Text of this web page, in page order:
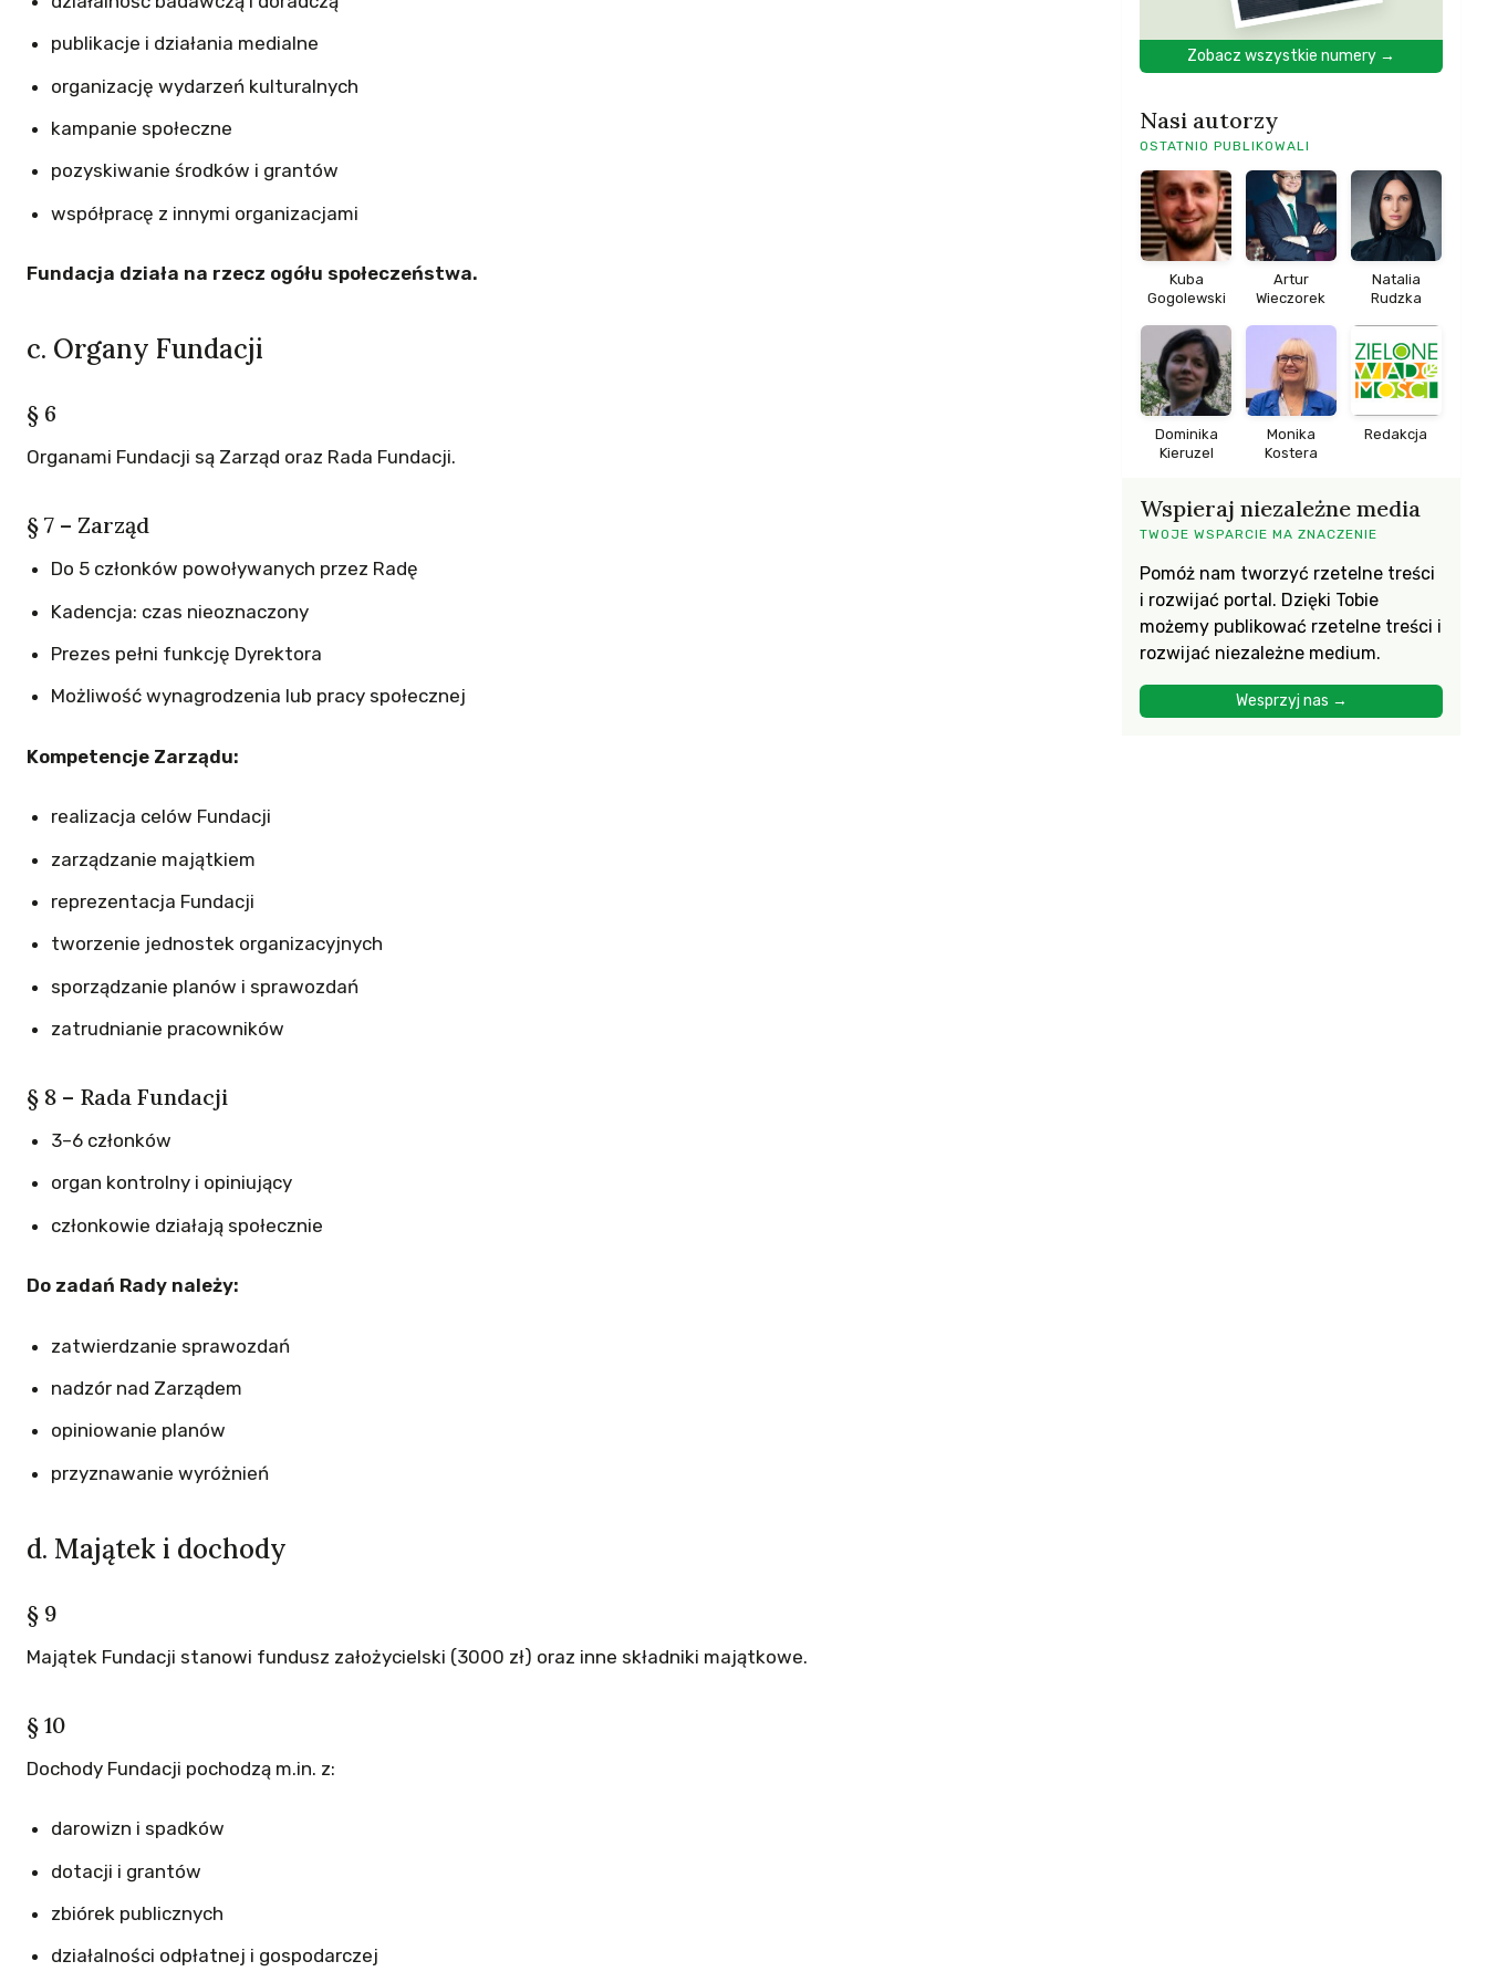
publikacje i działania medialne
organizację wydarzeń kulturalnych
kampanie społeczne
pozyskiwanie środków i grantów
współpracę z innymi organizacjami
Fundacja działa na rzecz ogółu społeczeństwa.
c. Organy Fundacji
§ 6
Organami Fundacji są Zarząd oraz Rada Fundacji.
§ 7 – Zarząd
Do 5 członków powoływanych przez Radę
Kadencja: czas nieoznaczony
Prezes pełni funkcję Dyrektora
Możliwość wynagrodzenia lub pracy społecznej
Kompetencje Zarządu:
realizacja celów Fundacji
zarządzanie majątkiem
reprezentacja Fundacji
tworzenie jednostek organizacyjnych
sporządzanie planów i sprawozdań
zatrudnianie pracowników
§ 8 – Rada Fundacji
3–6 członków
organ kontrolny i opiniujący
członkowie działają społecznie
Do zadań Rady należy:
zatwierdzanie sprawozdań
nadzór nad Zarządem
opiniowanie planów
przyznawanie wyróżnień
d. Majątek i dochody
§ 9
Majątek Fundacji stanowi fundusz założycielski (3000 zł) oraz inne składniki majątkowe.
§ 10
Dochody Fundacji pochodzą m.in. z:
darowizn i spadków
dotacji i grantów
zbiórek publicznych
działalności odpłatnej i gospodarczej
Zobacz wszystkie numery →
Nasi autorzy
OSTATNIO PUBLIKOWALI
Kuba
Gogolewski
Artur
Wieczorek
Natalia
Rudzka
Dominika
Kieruzel
Monika
Kostera
Redakcja
Wspieraj niezależne media
TWOJE WSPARCIE MA ZNACZENIE
Pomóż nam tworzyć rzetelne treści
i rozwijać portal. Dzięki Tobie
możemy publikować rzetelne treści i
rozwijać niezależne medium.
Wesprzyj nas →